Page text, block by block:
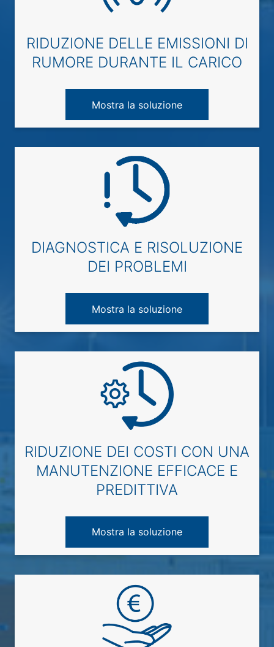
RIDUZIONE DELLE EMISSIONI DI
RUMORE DURANTE IL CARICO
Mostra la soluzione
DIAGNOSTICA E RISOLUZIONE
DEI PROBLEMI
Mostra la soluzione
RIDUZIONE DEI COSTI CON UNA
MANUTENZIONE EFFICACE E
PREDITTIVA
Mostra la soluzione